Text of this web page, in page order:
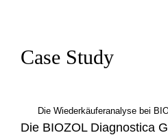
Case Study
Die Wiederkäuferanalyse bei
Die BIOZOL Diagnostica